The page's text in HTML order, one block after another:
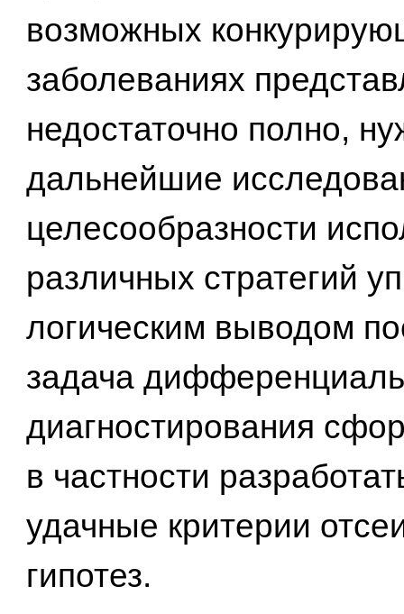
возможных
заболеваниях
недостаточно полно,
дальнейшие
целесообразности
различных стратегий
логическим выводом
задача
диагностирования
в частности
удачные критерии
гипотез.